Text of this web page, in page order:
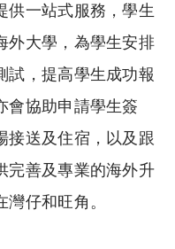
供一站式服務，學生
外大學，為學生安排
試，提高學生成功報
會協助申請學生簽
接送及住宿，以及跟
完善及專業的海外升
仔和旺角。